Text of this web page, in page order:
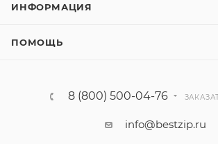
ИНФОРМАЦИЯ
ПОМОЩЬ
8 (800) 500-04-76
info@bestzip.ru